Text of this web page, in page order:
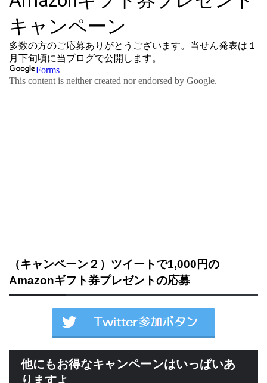
（キャンペーン２）ツイートで1,000円の
Amazonギフト券プレゼントの応募
他にもお得なキャンペーンはいっぱいあ
りますよ